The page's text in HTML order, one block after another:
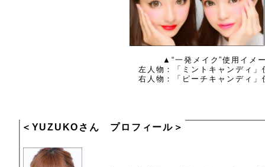
▲“一発メイク”使用イメ
左人物：「ミントキャンディ」
右人物：「ピーチキャンディ」
＜YUZUKOさん プロフィール＞